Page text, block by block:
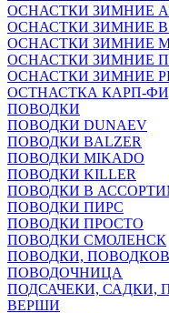
ОСНАСТКИ ЗИМНИЕ
ОСНАСТКИ ЗИМНИЕ
ОСНАСТКИ ЗИМНИЕ
ОСНАСТКИ ЗИМНИЕ
ОСНАСТКИ ЗИМНИЕ
ОСТНАСТКА КАРП-
ПОВОДКИ
ПОВОДКИ DUNAEV
ПОВОДКИ BALZER
ПОВОДКИ MIKADO
ПОВОДКИ KILLER
ПОВОДКИ В
ПОВОДКИ ПИРС
ПОВОДКИ ПРОСТО
ПОВОДКИ СМОЛЕНСК
ПОВОДКИ,
ПОВОДОЧНИЦА
ПОДСАЧЕКИ, САДКИ,
ВЕРШИ